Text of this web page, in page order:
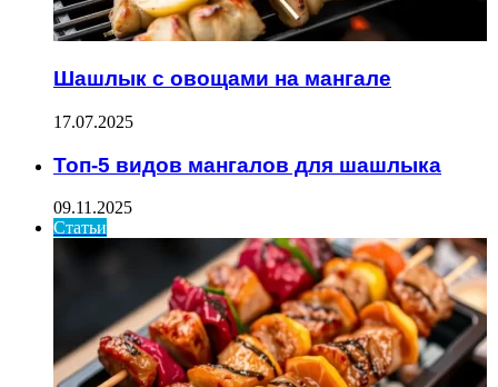
Шашлык с овощами на мангале
17.07.2025
Топ-5 видов мангалов для шашлыка
09.11.2025
Статьи